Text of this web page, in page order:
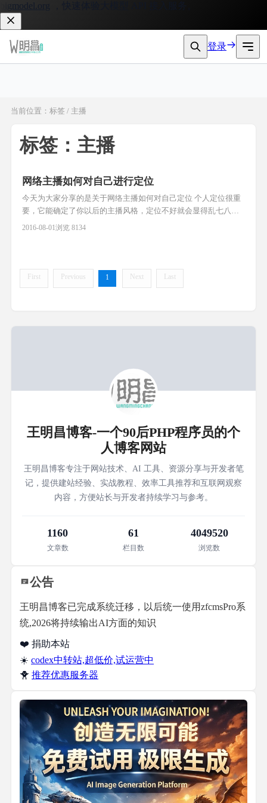
登录
当前位置：标签 / 主播
标签：主播
网络主播如何对自己进行定位
今天为大家分享的是关于网络主播如何对自己定位 个人定位很重
要，它能确定了你以后的主播风格，定位不好就会显得乱七八糟
的。 记得有一次有个美女向我咨询：她是最早加入的一批网络直
出问题所在。 再接下
2016-08-01浏览 8134
First Previous 1 Next Last
王明昌博客-一个90后PHP程序员的个
人博客网站
王明昌博客专注于网站技术、AI 工具、资源分享与开发者笔
记，提供建站经验、实战教程、效率工具推荐和互联网观察
内容，方便站长与开发者持续学习与参考。
1160
文章数
61
栏目数
4049520
浏览数
公告
王明昌博客已完成系统迁移，以后统一使用zfcmsPro系
统,2026将持续输出AI方面的知识
❤️ 捐助本站
☀️ codex中转站,超低价,试运营中
🐥 推荐优惠服务器